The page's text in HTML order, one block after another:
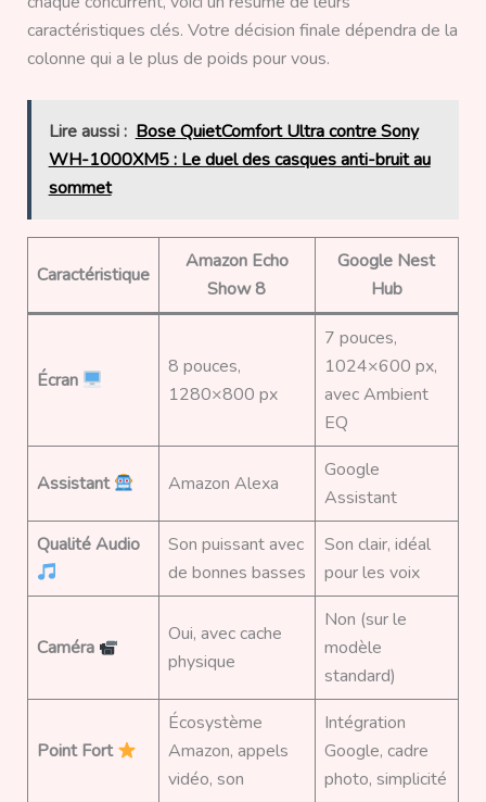
caractéristiques clés. Votre décision finale dépendra de la
colonne qui a le plus de poids pour vous.
Lire aussi : Bose QuietComfort Ultra contre Sony
WH-1000XM5 : Le duel des casques anti-bruit au
sommet
Caractéristique
Amazon Echo
Show 8
Google Nest
Hub
Écran
8 pouces,
1280×800 px
7 pouces,
1024×600 px,
avec Ambient
EQ
Assistant Amazon Alexa
Google
Assistant
Qualité Audio
Son puissant avec
de bonnes basses
Son clair, idéal
pour les voix
Caméra
Oui, avec cache
physique
Non (sur le
modèle
standard)
Point Fort
Écosystème
Amazon, appels
vidéo, son
Intégration
Google, cadre
photo, simplicité